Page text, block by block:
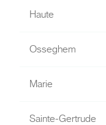
Haute
Osseghem
Marie
Sainte-Gertrude